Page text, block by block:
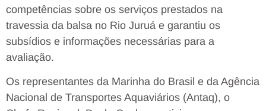
competências sobre os serviços prestados na
travessia da balsa no Rio Juruá e garantiu os
subsídios e informações necessárias para a
avaliação.
Os representantes da Marinha do Brasil e da Agência
Nacional de Transportes Aquaviários (Antaq), o